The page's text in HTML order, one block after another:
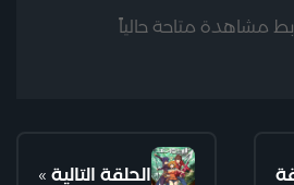
مشاهدة متاحة حالياً
الحلقة التالية »